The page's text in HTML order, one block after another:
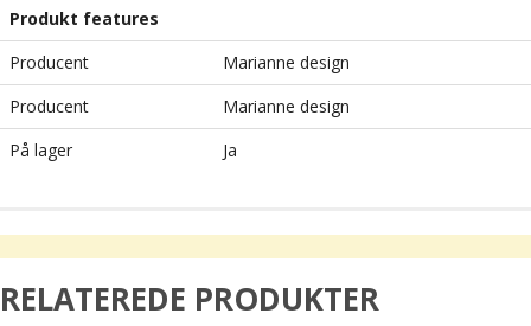
Produkt features
Producent
Marianne design
Producent
Marianne design
På lager
Ja
RELATEREDE PRODUKTER